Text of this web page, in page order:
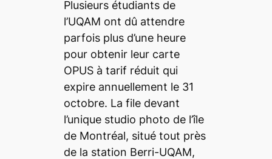
Plusieurs étudiants de
l’UQAM ont dû attendre
parfois plus d’une heure
pour obtenir leur carte
OPUS à tarif réduit qui
expire annuellement le 31
octobre. La file devant
l’unique studio photo de l’île
de Montréal, situé tout près
de la station Berri-UQAM,